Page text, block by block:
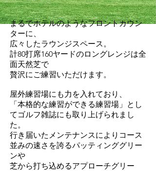
まるでホテルのようなフロントカウン
ターに、
広々したラウンジスペース。
計80打席160ヤードのロングレンジは全
面天然芝で
贅沢にご練習いただけます。
屋外練習場にも力を入れており、
「本格的な練習ができる練習場」とし
てゴルフ雑誌にも取り上げられまし
た。
行き届いたメンテナンスによりコース
並みの速さを誇るパッティンググリー
ンや
芝から打ち込めるアプローチグリー